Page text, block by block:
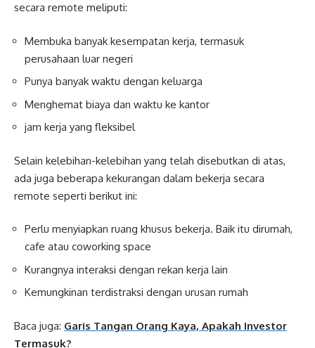
secara remote meliputi:
Membuka banyak kesempatan kerja, termasuk
perusahaan luar negeri
Punya banyak waktu dengan keluarga
Menghemat biaya dan waktu ke kantor
jam kerja yang fleksibel
Selain kelebihan-kelebihan yang telah disebutkan di atas,
ada juga beberapa kekurangan dalam bekerja secara
remote seperti berikut ini:
Perlu menyiapkan ruang khusus bekerja. Baik itu dirumah,
cafe atau coworking space
Kurangnya interaksi dengan rekan kerja lain
Kemungkinan terdistraksi dengan urusan rumah
Baca juga: Garis Tangan Orang Kaya, Apakah Investor
Termasuk?